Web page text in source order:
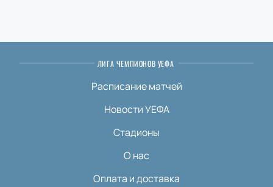
ЛИГА ЧЕМПИОНОВ УЕФА
Расписание матчей
Новости УЕФА
Стадионы
О нас
Оплата и доставка